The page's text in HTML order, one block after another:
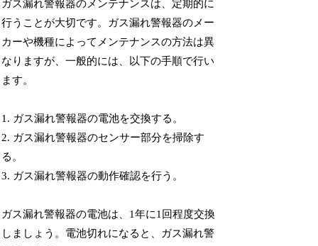
ガス漏れ警報器のメンテナンスは、定期的に
行うことが大切です。ガス漏れ警報器のメー
カーや機種によってメンテナンスの方法は異
なりますが、一般的には、以下の手順で行い
ます。
1. ガス漏れ警報器の電池を交換する。
2. ガス漏れ警報器のセンサー部分を掃除す
る。
3. ガス漏れ警報器の動作確認を行う。
ガス漏れ警報器の電池は、1年に1回程度交換
しましょう。電池切れになると、ガス漏れ警